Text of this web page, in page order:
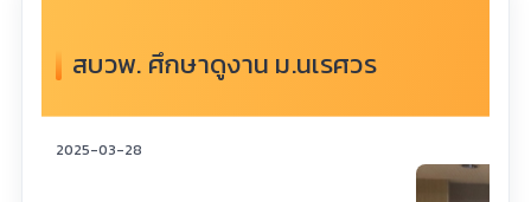
สบวพ. ศึกษาดูงาน ม.นเรศวร
2025-03-28